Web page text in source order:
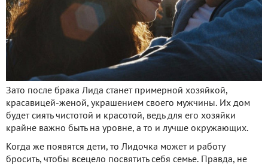
Зато после брака Лида станет примерной хозяйкой,
красавицей-женой, украшением своего мужчины. Их дом
будет сиять чистотой и красотой, ведь для его хозяйки
крайне важно быть на уровне, а то и лучше окружающих.
Когда же появятся дети, то Лидочка может и работу
бросить, чтобы всецело посвятить себя семье. Правда, не